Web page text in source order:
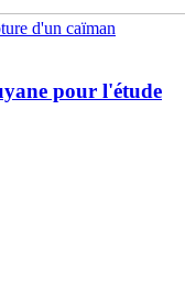
d'un caïman
pour l'étude